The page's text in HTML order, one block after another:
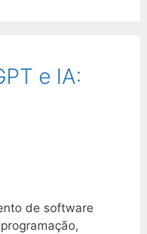
e IA:
de software